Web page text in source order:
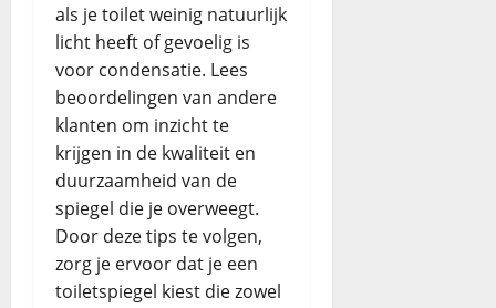
als je toilet weinig natuurlijk
licht heeft of gevoelig is
voor condensatie. Lees
beoordelingen van andere
klanten om inzicht te
krijgen in de kwaliteit en
duurzaamheid van de
spiegel die je overweegt.
Door deze tips te volgen,
zorg je ervoor dat je een
toiletspiegel kiest die zowel